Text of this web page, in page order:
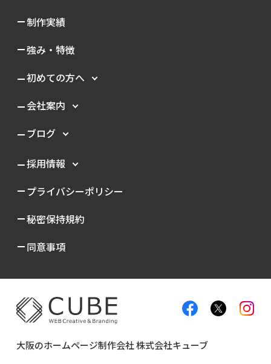
制作実績
強み・特徴
初めての方へ
会社案内
ブログ
採用情報
プライバシーポリシー
秘密保持規約
同意事項
大阪のホームページ制作会社 株式会社キューブ